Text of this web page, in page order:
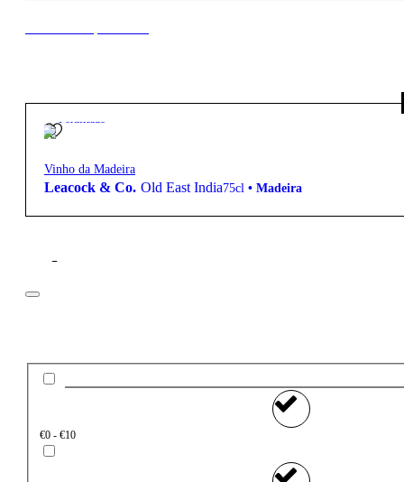
Fortificado
Vinho da Madeira
Leacock & Co. Old East India75cl • Madeira
Filtros
€0 - €10